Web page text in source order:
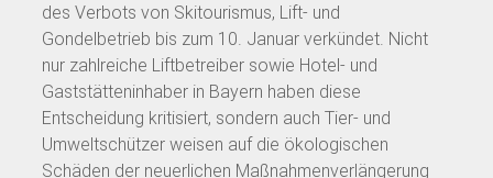
des Verbots von Skitourismus, Lift- und
Gondelbetrieb bis zum 10. Januar verkündet. Nicht
nur zahlreiche Liftbetreiber sowie Hotel- und
Gaststätteninhaber in Bayern haben diese
Entscheidung kritisiert, sondern auch Tier- und
Umweltschützer weisen auf die ökologischen
Schäden der neuerlichen Maßnahmenverlängerung